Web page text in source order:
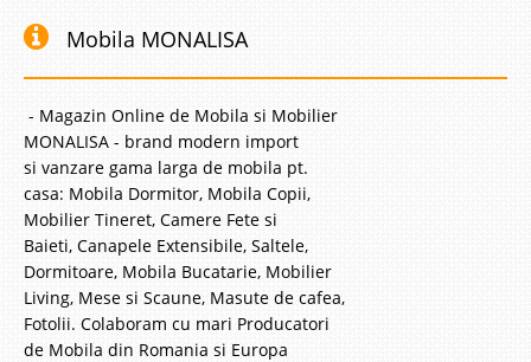
Mobila MONALISA
- Magazin Online de Mobila si Mobilier
MONALISA - brand modern import
si vanzare gama larga de mobila pt.
casa: Mobila Dormitor, Mobila Copii,
Mobilier Tineret, Camere Fete si
Baieti, Canapele Extensibile, Saltele,
Dormitoare, Mobila Bucatarie, Mobilier
Living, Mese si Scaune, Masute de cafea,
Fotolii. Colaboram cu mari Producatori
de Mobila din Romania si Europa